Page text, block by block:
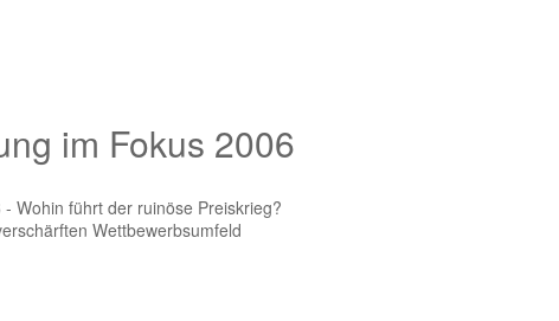
im Fokus 2006
Wohin führt der ruinöse Preiskrieg?
Wettbewerbsumfeld